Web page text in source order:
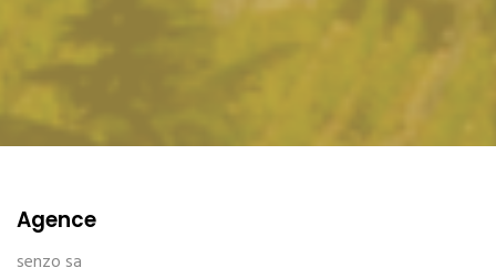
Agence
senzo sa